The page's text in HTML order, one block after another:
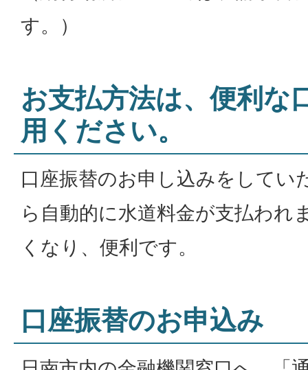
す。）
お支払方法は、便利な
用ください。
口座振替のお申し込みをしてい
ら自動的に水道料金が支払われ
くなり、便利です。
口座振替のお申込み